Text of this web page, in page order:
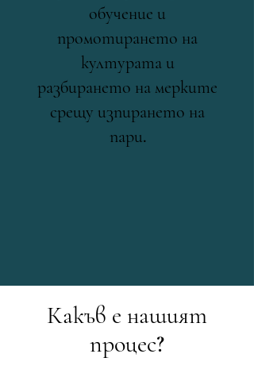
обучение и
промотирането на
културата и
разбирането на мерките
срещу изпирането на
пари.
Какъв е нашият
процес?